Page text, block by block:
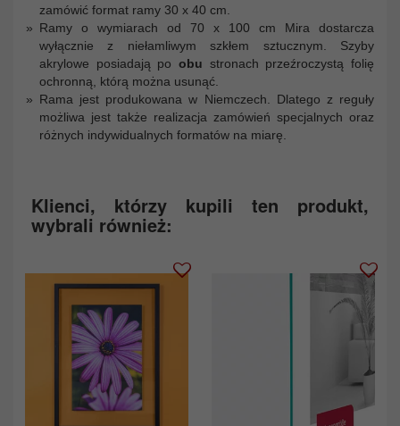
zamówić format ramy 30 x 40 cm.
Ramy o wymiarach od 70 x 100 cm Mira dostarcza
wyłącznie z niełamliwym szkłem sztucznym. Szyby
akrylowe posiadają po obu stronach przeźroczystą folię
ochronną, którą można usunąć.
Rama jest produkowana w Niemczech. Dlatego z reguły
możliwa jest także realizacja zamówień specjalnych oraz
różnych indywidualnych formatów na miarę.
Klienci, którzy kupili ten produkt,
wybrali również: